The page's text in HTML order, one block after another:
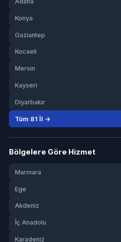
Konya
Gaziantep
Kocaeli
Mersin
Kayseri
Diyarbakır
Tüm 81 İl →
Bölgelere Göre Hizmet
Marmara
Ege
Akdeniz
İç Anadolu
Karadeniz